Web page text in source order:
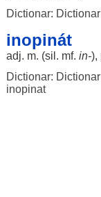
Dictionar:
inopinát
adj. m. (sil . mf. in-),
Dictionar:
inopinat